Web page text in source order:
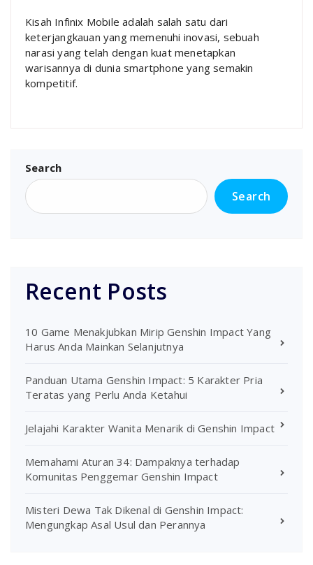
Kisah Infinix Mobile adalah salah satu dari
keterjangkauan yang memenuhi inovasi, sebuah
narasi yang telah dengan kuat menetapkan
warisannya di dunia smartphone yang semakin
kompetitif.
Search
Search
Recent Posts
10 Game Menakjubkan Mirip Genshin Impact Yang
Harus Anda Mainkan Selanjutnya
Panduan Utama Genshin Impact: 5 Karakter Pria
Teratas yang Perlu Anda Ketahui
Jelajahi Karakter Wanita Menarik di Genshin Impact
Memahami Aturan 34: Dampaknya terhadap
Komunitas Penggemar Genshin Impact
Misteri Dewa Tak Dikenal di Genshin Impact:
Mengungkap Asal Usul dan Perannya